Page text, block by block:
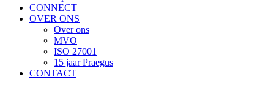
CONNECT
OVER ONS
Over ons
MVO
ISO 27001
15 jaar Praegus
CONTACT